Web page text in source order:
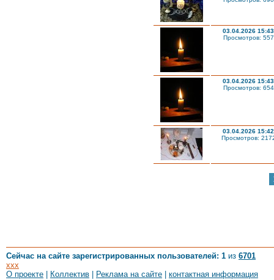
03.04.2026 15:43
Просмотров: 557
03.04.2026 15:43
Просмотров: 654
03.04.2026 15:42
Просмотров:
Сейчас на сайте зарегистрированных пользователей: 1 из 6701
xxx
О проекте
Коллектив Реклама на сайте
контактная информация